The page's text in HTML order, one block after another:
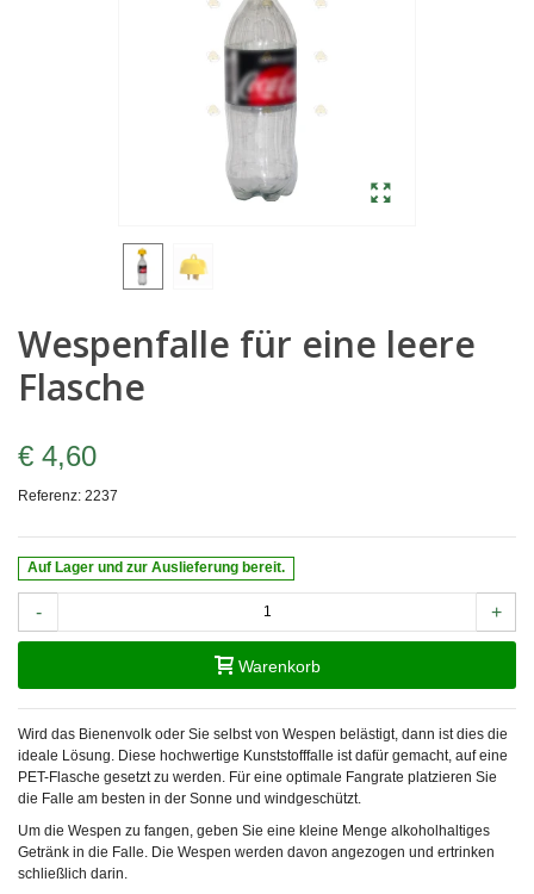
Wespenfalle für eine leere
Flasche
€ 4,60
Referenz: 2237
Auf Lager und zur Auslieferung bereit.
- +
Warenkorb
Wird das Bienenvolk oder Sie selbst von Wespen belästigt, dann ist dies die
ideale Lösung. Diese hochwertige Kunststofffalle ist dafür gemacht, auf eine
PET-Flasche gesetzt zu werden. Für eine optimale Fangrate platzieren Sie
die Falle am besten in der Sonne und windgeschützt.
Um die Wespen zu fangen, geben Sie eine kleine Menge alkoholhaltiges
Getränk in die Falle. Die Wespen werden davon angezogen und ertrinken
schließlich darin.